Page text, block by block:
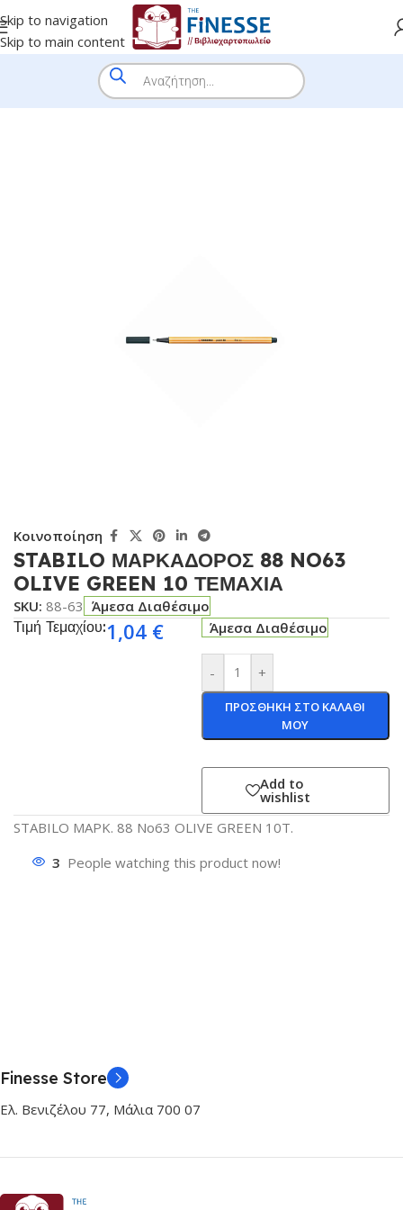
Skip to navigation
Skip to main content
BRANDS
Κοινοποίηση
STABILO ΜΑΡΚΑΔΟΡΟΣ 88 NO63
OLIVE GREEN 10 ΤΕΜΑΧΙΑ
SKU: 88-63 Άμεσα Διαθέσιμο
Τιμή Τεμαχίου:1,04 € Άμεσα Διαθέσιμο
- +
ΠΡΟΣΘΗΚΗ ΣΤΟ ΚΑΛΑΘΙ
ΜΟΥ
Add to
wishlist
STABILO ΜΑΡΚ. 88 No63 OLIVE GREEN 10Τ.
3 People watching this product now!
Finesse Store
Ελ. Βενιζέλου 77, Μάλια 700 07